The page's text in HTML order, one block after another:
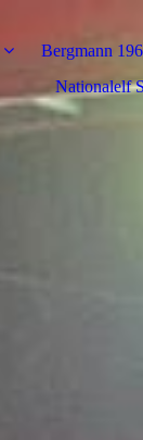
Bergmann
Nationalelf